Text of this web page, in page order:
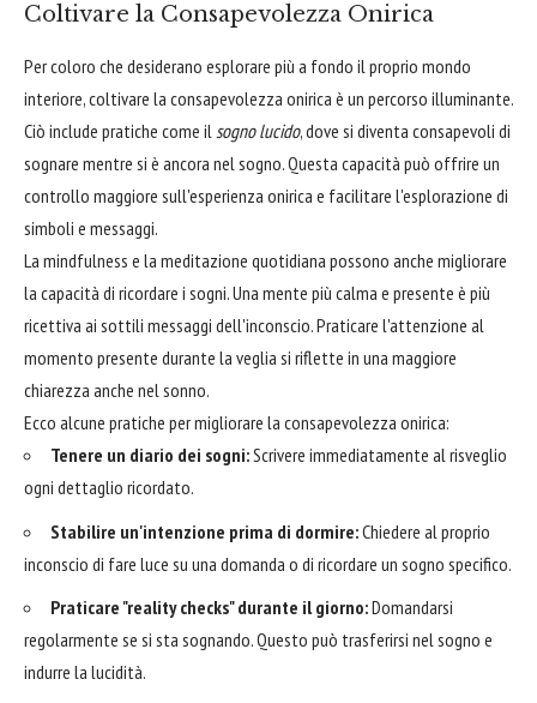
Coltivare la Consapevolezza Onirica
Per coloro che desiderano esplorare più a fondo il proprio mondo
interiore, coltivare la consapevolezza onirica è un percorso illuminante.
Ciò include pratiche come ilsogno lucido, dove si diventa consapevoli di
sognare mentre si è ancora nel sogno. Questa capacità può offrire un
controllo maggiore sull'esperienza onirica e facilitare l'esplorazione di
simboli e messaggi.
La mindfulness e la meditazione quotidiana possono anche migliorare
la capacità di ricordare i sogni. Una mente più calma e presente è più
ricettiva ai sottili messaggi dell'inconscio. Praticare l'attenzione al
momento presente durante la veglia si riflette in una maggiore
chiarezza anche nel sonno.
Ecco alcune pratiche per migliorare la consapevolezza onirica:
Tenere un diario dei sogni:Scrivere immediatamente al risveglio
ogni dettaglio ricordato.
Stabilire un'intenzione prima di dormire:Chiedere al proprio
inconscio di fare luce su una domanda o di ricordare un sogno specifico.
Praticare "reality checks" durante il giorno:Domandarsi
regolarmente se si sta sognando. Questo può trasferirsi nel sogno e
indurre la lucidità.